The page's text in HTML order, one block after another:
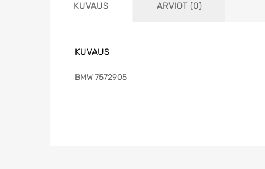
KUVAUS ARVIOT (0)
KUVAUS
BMW 7572905